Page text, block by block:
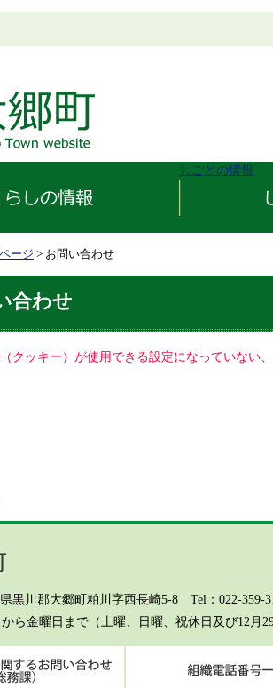
しごとの情報
ージ > お問い合わせ
合わせ
クッキー）が使用できる設定になっていない
黒川郡大郷町粕川字西長崎5-8 Tel：022-359-
から金曜日まで（土曜、日曜、祝休日及び12月